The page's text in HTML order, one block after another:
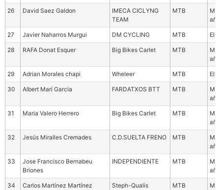
26 David Saez Galdon
IMECA CICLYNG
TEAM
MTB
27 Javier Naharros Murgui DM CYCLING MTB
28 RAFA Donat Esquer Big Bikes Carlet MTB
29 Adrian Morales chapi Wheleer MTB
30 Albert Marí Garcia FARDATXOS BTT MTB
31 Maria Valero Herrero Big Bikes Carlet MTB
32 Jesús Miralles Cremades C.D.SUELTA FRENO MTB
33
Jose Francisco Bernabeu
Briones
INDEPENDIENTE MTB
34 Carlos Martínez Martínez Steph-Qualis MTB